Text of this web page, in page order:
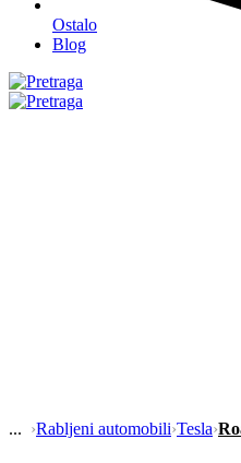
Ostalo
Blog
›Rabljeni automobili›Tesla›